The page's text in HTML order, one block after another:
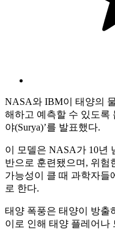
NASA와 IBM이 태양의
해하고 예측할 수 있도록
야(Surya)’를 발표했다.
이 모델은 NASA가 10년
반으로 훈련됐으며, 위험
가능성이 클 때 과학자들
로 한다.
태양 폭풍은 태양이 방출
이로 인해 태양 플레어나